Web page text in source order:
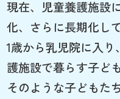
現在、児童養護施設
化、さらに長期化し
1歳から乳児院に入
護施設で暮らす子ど
そのような子どもた